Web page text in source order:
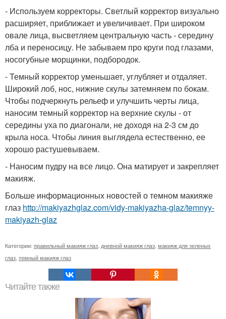
- Используем корректоры. Светлый корректор визуально
расширяет, приближает и увеличивает. При широком
овале лица, высветляем центральную часть - середину
лба и переносицу. Не забываем про круги под глазами,
носогубные морщинки, подбородок.
- Темный корректор уменьшает, углубляет и отдаляет.
Широкий лоб, нос, нижние скулы затемняем по бокам.
Чтобы подчеркнуть рельеф и улучшить черты лица,
наносим темный корректор на верхние скулы - от
середины уха по диагонали, не доходя на 2-3 см до
крыла носа. Чтобы линия выглядела естественно, ее
хорошо растушевываем.
- Наносим пудру на все лицо. Она матирует и закрепляет
макияж.
Больше информационных новостей о темном макияже
глаз http://makiyazhglaz.com/vidy-makiyazha-glaz/temnyy-
makiyazh-glaz
Категории: правильный макияж глаз дневной макияж глаз макияж для зеленых
глаз темный макияж глаз
Читайте также